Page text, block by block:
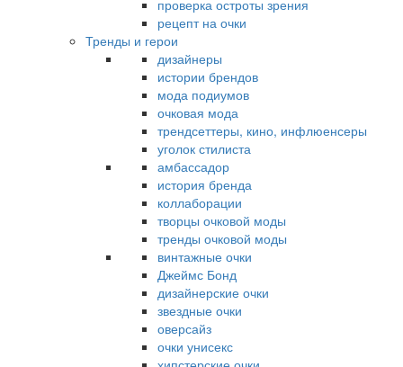
проверка остроты зрения
рецепт на очки
Тренды и герои
дизайнеры
истории брендов
мода подиумов
очковая мода
трендсеттеры, кино, инфлюенсеры
уголок стилиста
амбассадор
история бренда
коллаборации
творцы очковой моды
тренды очковой моды
винтажные очки
Джеймс Бонд
дизайнерские очки
звездные очки
оверсайз
очки унисекс